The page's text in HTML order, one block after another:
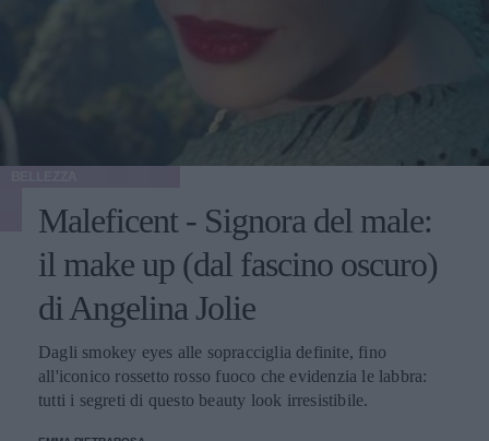
Maleficent - Signora del male:
il make up (dal fascino oscuro)
di Angelina Jolie
Dagli smokey eyes alle sopracciglia definite, fino
all'iconico rossetto rosso fuoco che evidenzia le labbra:
tutti i segreti di questo beauty look irresistibile.